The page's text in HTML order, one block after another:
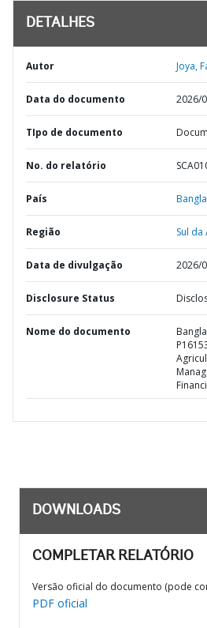
DETALHES
Autor Joya,
Data do documento 2026/
TIpo de documento
No. do relatório
País
Região Sul da
Data de divulgação 2026/
Disclosure Status
Nome do documento
DOWNLOADS
COMPLETAR RELATÓRIO
Versão oficial do documento (pode
PDF oficial